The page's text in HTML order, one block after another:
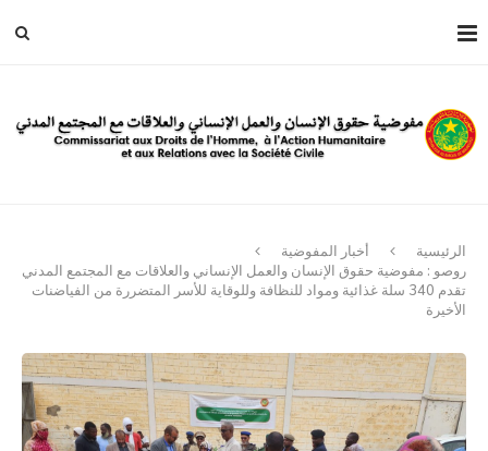
الرئيسية
أخبار المفوضية
روصو : مفوضية حقوق الإنسان والعمل الإنساني والعلاقات مع المجتمع المدني
تقدم 340 سلة غذائية ومواد للنظافة وللوقاية للأسر المتضررة من الفياضنات
الأخيرة